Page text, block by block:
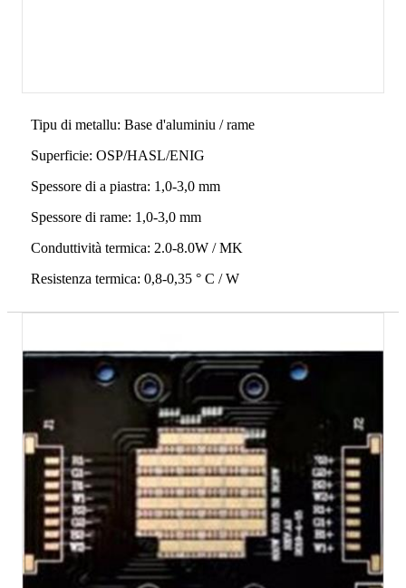
Tipu di metallu: Base d'aluminiu / rame
Superficie: OSP/HASL/ENIG
Spessore di a piastra: 1,0-3,0 mm
Spessore di rame: 1,0-3,0 mm
Conduttività termica: 2.0-8.0W / MK
Resistenza termica: 0,8-0,35 ° C / W